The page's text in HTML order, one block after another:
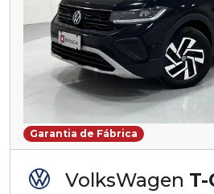
Garantia de Fábrica
VolksWagen T-